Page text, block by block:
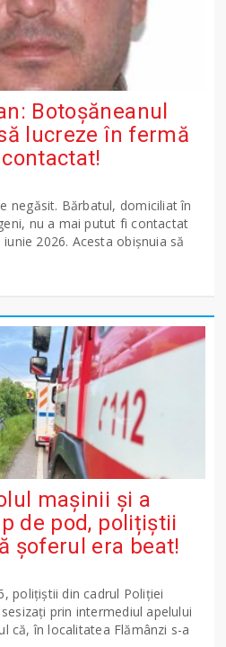
Botoșăneanul
lucreze în fermă
negăsit. Bărbatul, domiciliat în
nu a mai putut fi contactat
2026. Acesta obișnuia să
mașinii și a
de pod, polițiștii
șoferul era beat!
polițiștii din cadrul Poliției
prin intermediul apelului
că, în localitatea Flămânzi s-a